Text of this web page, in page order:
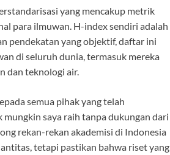
yang mencakup metrik
para ilmuwan. H-index sendiri adalah
pendekatan yang objektif, daftar ini
di seluruh dunia, termasuk mereka
dan teknologi air.
semua pihak yang telah
mungkin saya raih tanpa dukungan dari
rekan-rekan akademisi di Indonesia
tetapi pastikan bahwa riset yang